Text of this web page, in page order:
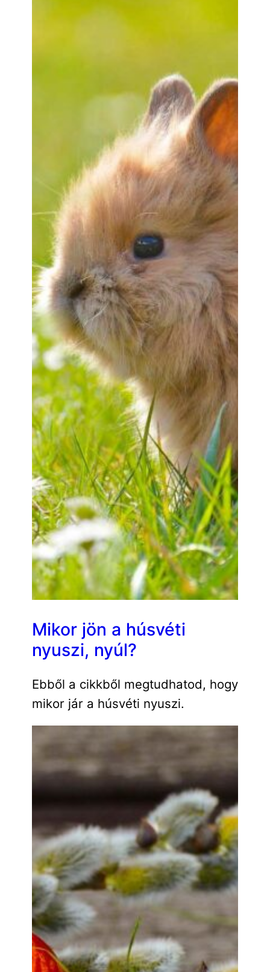
Mikor jön a húsvéti
nyuszi, nyúl?
Ebből a cikkből megtudhatod, hogy
mikor jár a húsvéti nyuszi.